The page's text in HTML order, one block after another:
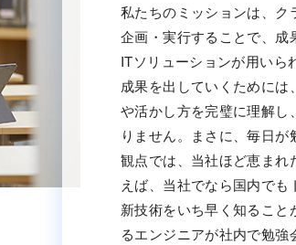
私たちのミッションは、ク
企画・実行することで、成
ITソリューションが用いら
成果を出していくために
や活かし方を完璧に理解し
りません。まさに、毎日
観点では、当社ほど恵まれ
えば、当社でなら国内で
新技術をいち早く知るこ
るエンジニアが社内で勉強